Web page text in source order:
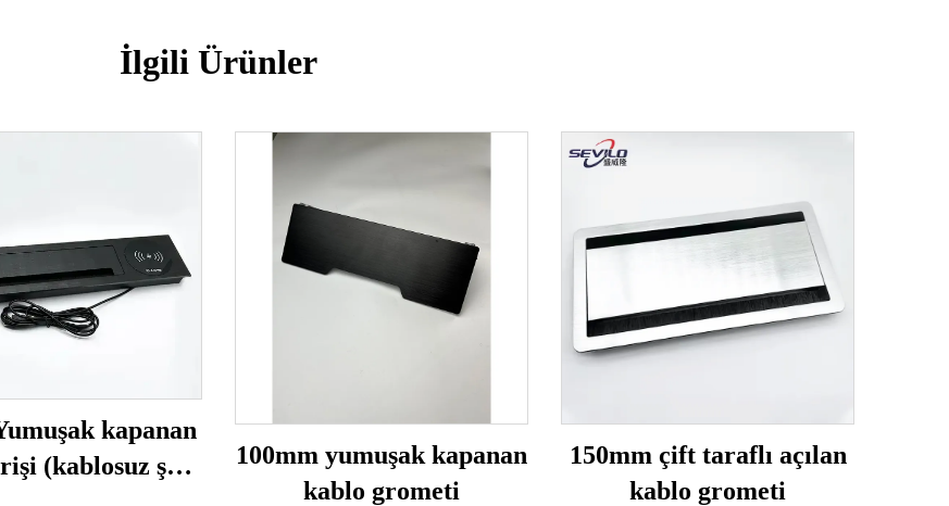
İlgili Ürünler
kapanan
(kablosuz şarj
100mm yumuşak kapanan
kablo grometi
150mm çift taraflı açılan
kablo grometi